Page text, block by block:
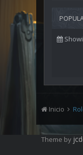
Inicio
Theme by